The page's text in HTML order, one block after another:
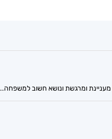
ומרגשת ונושא חשוב למשפחה..